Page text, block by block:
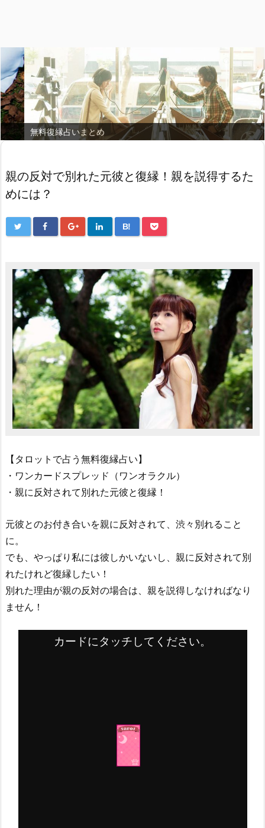
無料復縁占いまとめ
親の反対で別れた元彼と復縁！親を説得するた
めには？
B!
【タロットで占う無料復縁占い】
・ワンカードスプレッド（ワンオラクル）
・親に反対されて別れた元彼と復縁！
元彼とのお付き合いを親に反対されて、渋々別れること
に。
でも、やっぱり私には彼しかいないし、親に反対されて別
れたけれど復縁したい！
別れた理由が親の反対の場合は、親を説得しなければなり
ません！
カードにタッチしてください。